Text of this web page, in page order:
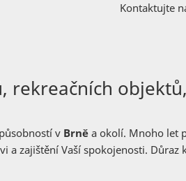
Kontaktujte
rekreačních
v Brně a okolí. Mnoho let
zajištění Vaší spokojenosti. Důraz